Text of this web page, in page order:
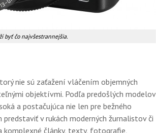
byť čo najvšestrannejšia.
nie sú zaťažení vláčením objemných
objektívmi. Podľa predošlých modelov
a postačujúca nie len pre bežného
v rukách moderných žurnalistov či
komplexné články, texty, fotografie,